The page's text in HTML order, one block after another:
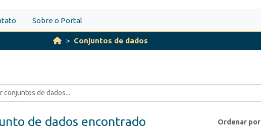
Sobre o Portal
Conjuntos de dados
Ordenar por
de dados encontrado